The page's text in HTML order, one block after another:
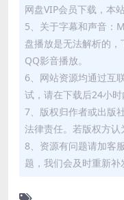
网盘VIP会员下载，本
5、关于字幕和声音：
盘播放是无法解析的
QQ影音播放。
6、网站资源均通过互
试，请在下载后24小时
7、版权归作者或出版
法律责任。若版权方认
8、资源有问题请加客
题，我们会及时重新补